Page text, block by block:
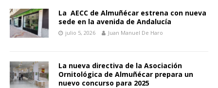
La AECC de Almuñécar estrena con nueva
sede en la avenida de Andalucía
julio 5, 2026 Juan Manuel De Haro
La nueva directiva de la Asociación
Ornitológica de Almuñécar prepara un
nuevo concurso para 2025